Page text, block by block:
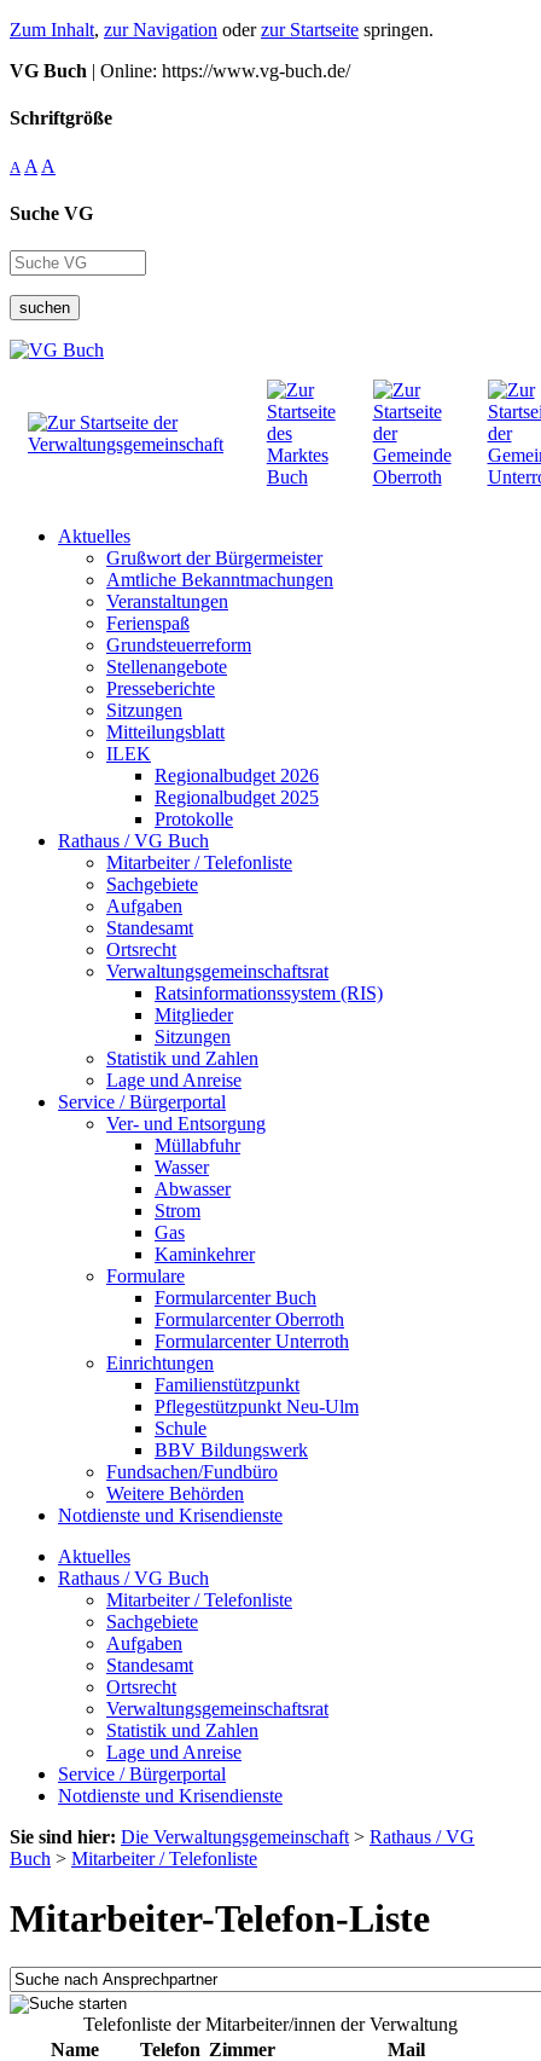
Zum Inhalt, zur Navigation oderzur Startseite springen.
VG Buch | Online: https://www.vg-buch.de/
Schriftgröße
A A A
Suche VG
suchen
Aktuelles
Grußwort der Bürgermeister
Amtliche Bekanntmachungen
Veranstaltungen
Ferienspaß
Grundsteuerreform
Stellenangebote
Presseberichte
Sitzungen
Mitteilungsblatt
ILEK
Regionalbudget 2026
Regionalbudget 2025
Protokolle
Rathaus / VG Buch
Mitarbeiter / Telefonliste
Sachgebiete
Aufgaben
Standesamt
Ortsrecht
Verwaltungsgemeinschaftsrat
Ratsinformationssystem (RIS)
Mitglieder
Sitzungen
Statistik und Zahlen
Lage und Anreise
Service / Bürgerportal
Ver- und Entsorgung
Müllabfuhr
Wasser
Abwasser
Strom
Gas
Kaminkehrer
Formulare
Formularcenter Buch
Formularcenter Oberroth
Formularcenter Unterroth
Einrichtungen
Familienstützpunkt
Pflegestützpunkt Neu-Ulm
Schule
BBV Bildungswerk
Fundsachen/Fundbüro
Weitere Behörden
Notdienste und Krisendienste
Aktuelles
Rathaus / VG Buch
Mitarbeiter / Telefonliste
Sachgebiete
Aufgaben
Standesamt
Ortsrecht
Verwaltungsgemeinschaftsrat
Statistik und Zahlen
Lage und Anreise
Service / Bürgerportal
Notdienste und Krisendienste
Sie sind hier: Die Verwaltungsgemeinschaft > Rathaus / VG
Buch > Mitarbeiter / Telefonliste
Mitarbeiter-Telefon-Liste
Telefonliste der Mitarbeiter/innen der Verwaltung
Name
Telefon Zimmer
Mail